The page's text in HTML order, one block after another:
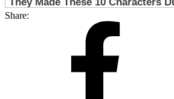
Share: